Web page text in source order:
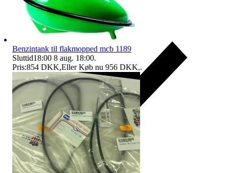
Benzintank til flakmopped mcb 1189
Sluttid18:00 8 aug. 18:00.
Pris:854 DKK,Eller Køb nu 956 DKK,.